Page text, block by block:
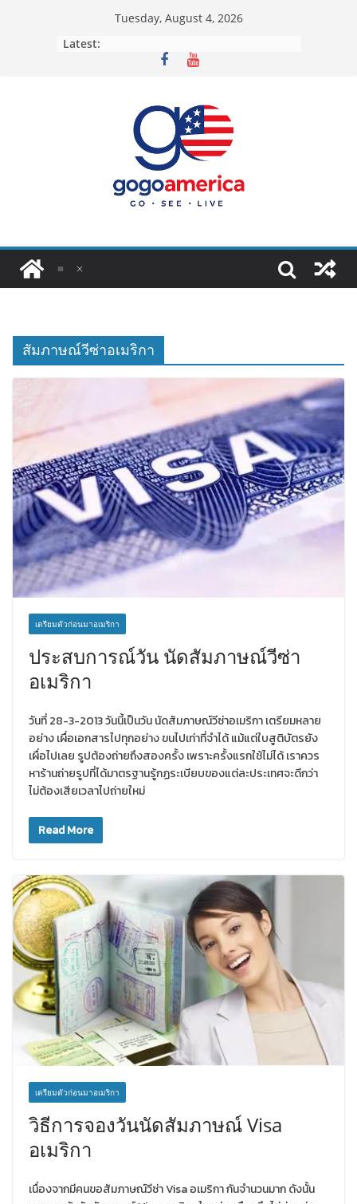
Tuesday, August 4, 2026
Latest:
สัมภาษณ์วีซ่าอเมริกา
เตรียมตัวก่อนมาอเมริกา
ประสบการณ์วัน นัดสัมภาษณ์วีซ่า
อเมริกา
วันที่ 28-3-2013 วันนี้เป็นวัน นัดสัมภาษณ์วีซ่าอเมริกา เตรียมหลาย
อย่าง เผื่อเอกสารไปทุกอย่าง ขนไปเท่าที่จำได้ แม้แต่ใบสูติบัตรยัง
เผื่อไปเลย รูปต้องถ่ายถึงสองครั้ง เพราะครั้งแรกใช้ไม่ได้ เราควร
หาร้านถ่ายรูปที่ได้มาตรฐานรู้กฏระเบียบของแต่ละประเทศจะดีกว่า
ไม่ต้องเสียเวลาไปถ่ายใหม่
Read More
เตรียมตัวก่อนมาอเมริกา
วิธีการจองวันนัดสัมภาษณ์ Visa
อเมริกา
เนื่องจากมีคนขอสัมภาษณ์วีซ่า Visa อเมริกา กันจำนวนมาก ดังนั้น